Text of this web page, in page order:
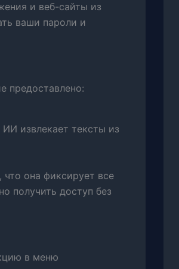
и веб-сайты из
ваши пароли и
предоставлено:
ИИ извлекает тексты из
она фиксирует все
получить доступ без
в меню